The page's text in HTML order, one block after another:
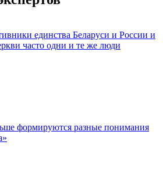
единства Беларуси и России и
часто одни и те же люди
формируются разные понимания